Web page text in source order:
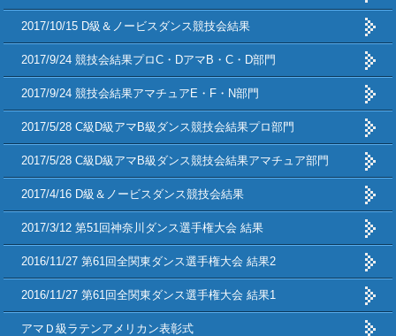
2017/10/15 D級＆ノービスダンス競技会結果
2017/9/24 競技会結果プロC・DアマB・C・D部門
2017/9/24 競技会結果アマチュアE・F・N部門
2017/5/28 C級D級アマB級ダンス競技会結果プロ部門
2017/5/28 C級D級アマB級ダンス競技会結果アマチュア部門
2017/4/16 D級＆ノービスダンス競技会結果
2017/3/12 第51回神奈川ダンス選手権大会 結果
2016/11/27 第61回全関東ダンス選手権大会 結果2
2016/11/27 第61回全関東ダンス選手権大会 結果1
アマＤ級ラテンアメリカン表彰式